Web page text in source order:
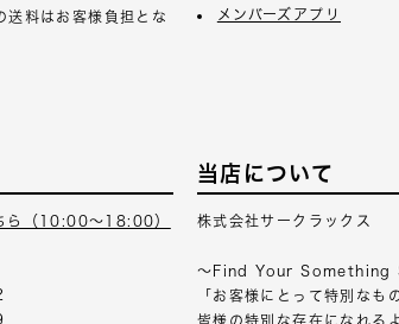
送料はお客様負担とな
メンバーズアプリ
ら（10:00～18:00）
当店について
株式会社サークラックス
～Find Your Something
「お客様にとって特別なも
皆様の特別な存在になれる